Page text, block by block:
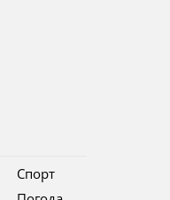
Спорт